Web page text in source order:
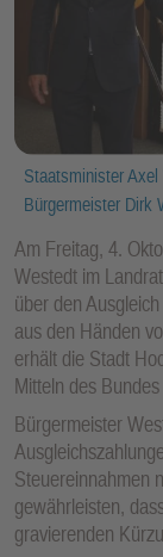
Staatsminister
Bürgermeister Dirk
Am Freitag, 4.
Westedt im
über den
aus den Händen
erhält die Stadt
Mitteln des
Bürgermeister
Steuereinnahmen
gewährleisten,
gravierenden